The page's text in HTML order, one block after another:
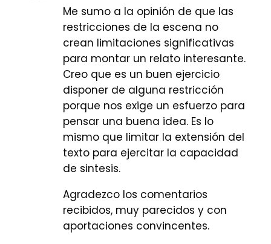
Me sumo a la opinión de que las
restricciones de la escena no
crean limitaciones significativas
para montar un relato interesante.
Creo que es un buen ejercicio
disponer de alguna restricción
porque nos exige un esfuerzo para
pensar una buena idea. Es lo
mismo que limitar la extensión del
texto para ejercitar la capacidad
de sintesis.
Agradezco los comentarios
recibidos, muy parecidos y con
aportaciones convincentes.